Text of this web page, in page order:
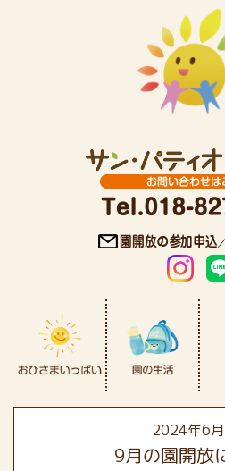
2024年6
9月の園開放